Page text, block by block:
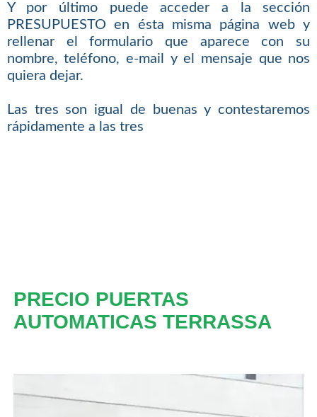
Y por último puede acceder a la sección
PRESUPUESTO en ésta misma página web y
rellenar el formulario que aparece con su
nombre, teléfono, e-mail y el mensaje que nos
quiera dejar.
Las tres son igual de buenas y contestaremos
rápidamente a las tres
PRECIO PUERTAS
AUTOMATICAS TERRASSA